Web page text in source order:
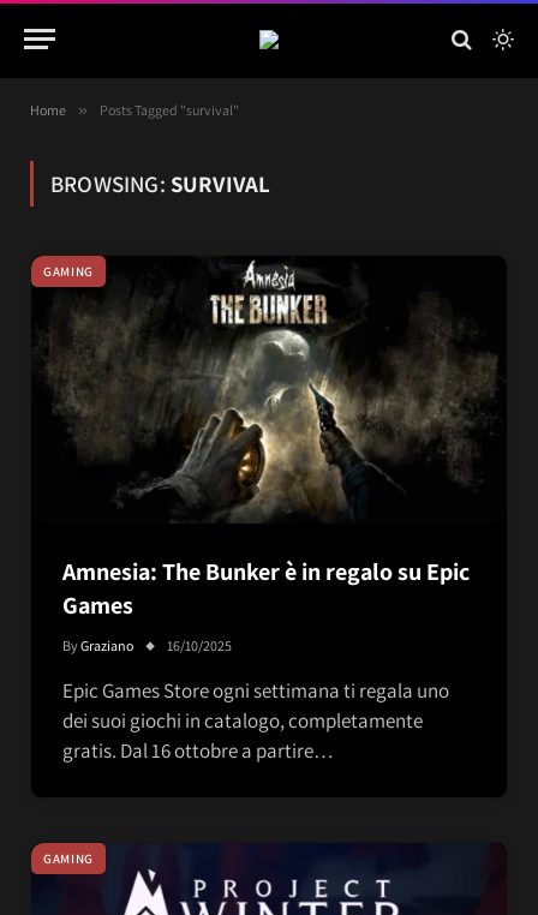
Home » Posts Tagged "survival"
BROWSING: SURVIVAL
GAMING
Amnesia: The Bunker è in regalo su Epic
Games
ByGraziano 16/10/2025
Epic Games Store ogni settimana ti regala uno
dei suoi giochi in catalogo, completamente
gratis. Dal 16 ottobre a partire…
GAMING